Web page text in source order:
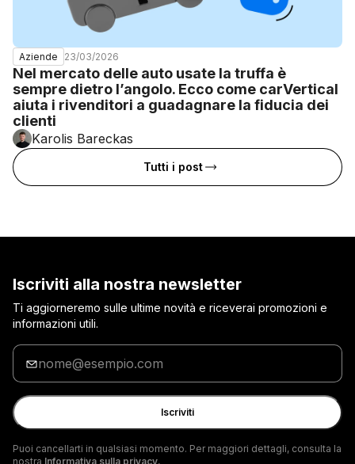
Aziende 23/03/2026
Nel mercato delle auto usate la truffa è
sempre dietro l’angolo. Ecco come carVertical
aiuta i rivenditori a guadagnare la fiducia dei
clienti
Karolis Bareckas
Tutti i post
Iscriviti alla nostra newsletter
Ti aggiorneremo sulle ultime novità e riceverai promozioni e
informazioni utili.
Inserisci
tua
e-
mail
Iscriviti
Puoi cancellarti in qualsiasi momento. Per maggiori dettagli, consulta la
nostra Informativa sulla privacy.